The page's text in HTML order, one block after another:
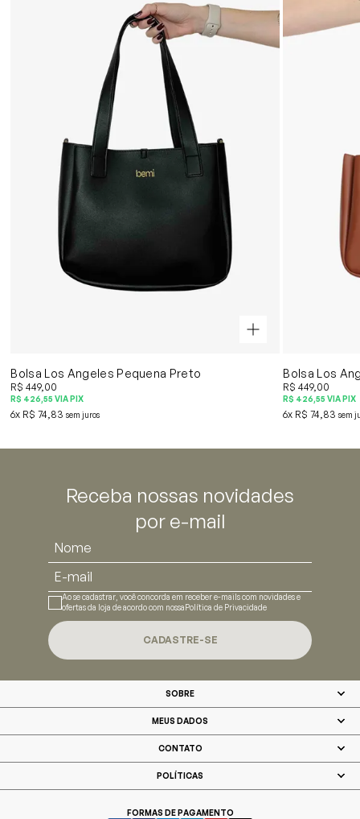
Bolsa Los Angeles Pequena Preto
R$ 426,55 VIA PIX
R$ 449,00
6x R$ 74,83sem juros
Bolsa Los
R$ 426,55 VIA PIX
R$ 449,00
6x R$ 74,83sem
Receba nossas novidades
por e-mail
CADASTRE-SE
Ao se cadastrar, você concorda em receber e-mails com novidades e
ofertas da loja de acordo com nossaPolítica de Privacidade
SOBRE
MEUS DADOS
CONTATO
POLÍTICAS
FORMAS DE PAGAMENTO